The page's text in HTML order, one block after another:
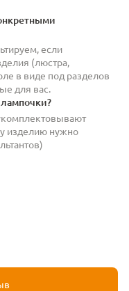
если
(люстра,
в виде под разделов
для вас.
изделию нужно